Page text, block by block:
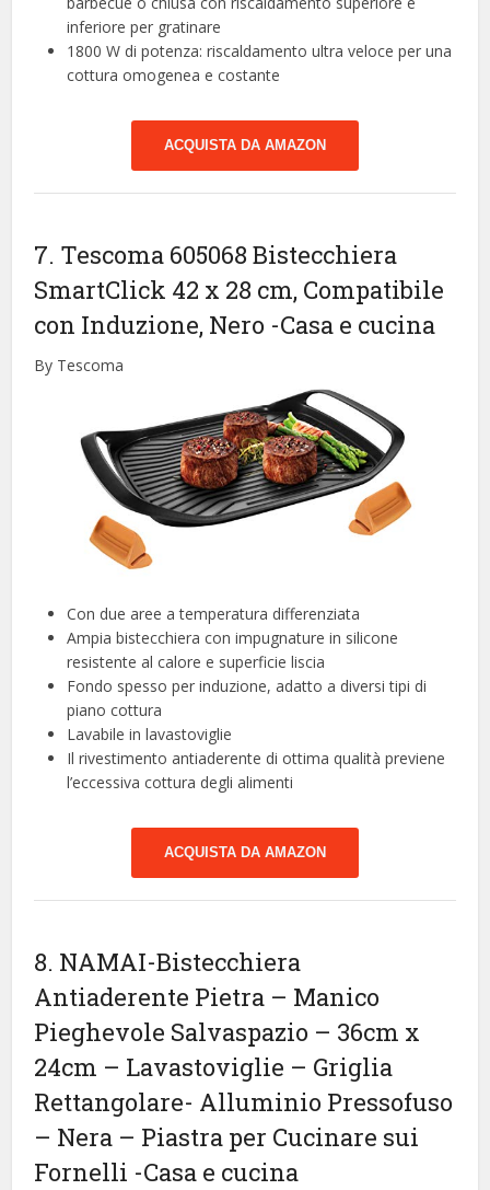
inferiore per gratinare
1800 W di potenza: riscaldamento ultra veloce per una
cottura omogenea e costante
ACQUISTA DA AMAZON
7. Tescoma 605068 Bistecchiera
SmartClick 42 x 28 cm, Compatibile
con Induzione, Nero -Casa e cucina
By Tescoma
Con due aree a temperatura differenziata
Ampia bistecchiera con impugnature in silicone
resistente al calore e superficie liscia
Fondo spesso per induzione, adatto a diversi tipi di
piano cottura
Lavabile in lavastoviglie
Il rivestimento antiaderente di ottima qualità previene
l’eccessiva cottura degli alimenti
ACQUISTA DA AMAZON
8. NAMAI-Bistecchiera
Antiaderente Pietra – Manico
Pieghevole Salvaspazio – 36cm x
24cm – Lavastoviglie – Griglia
Rettangolare- Alluminio Pressofuso
– Nera – Piastra per Cucinare sui
Fornelli -Casa e cucina